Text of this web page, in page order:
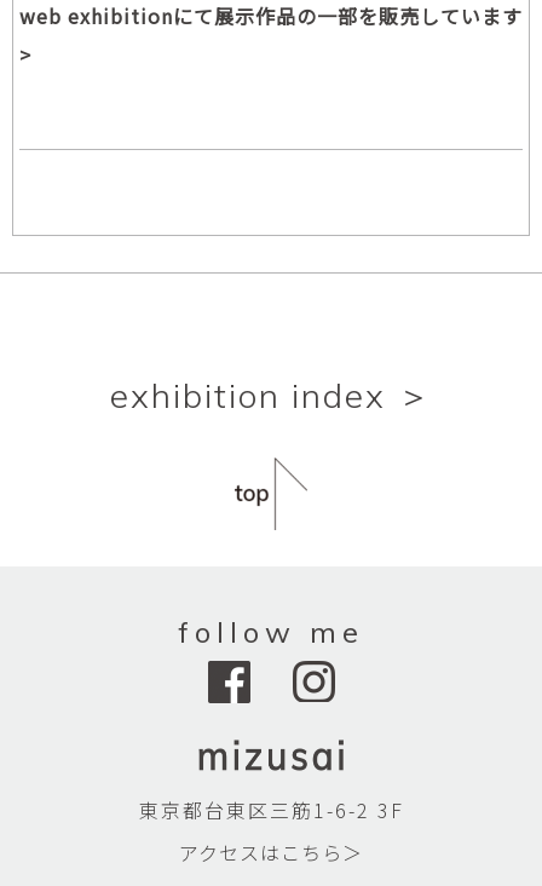
web exhibitionにて展示作品の一部を販売しています
>
exhibition index ＞
follow me
東京都台東区三筋1-6-2 3F
アクセスはこちら＞